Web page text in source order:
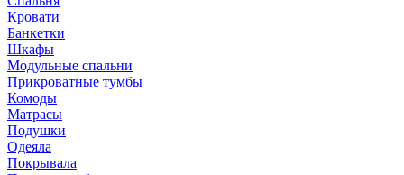
Кровати
Банкетки
Шкафы
Модульные спальни
Прикроватные тумбы
Комоды
Матрасы
Подушки
Одеяла
Покрывала